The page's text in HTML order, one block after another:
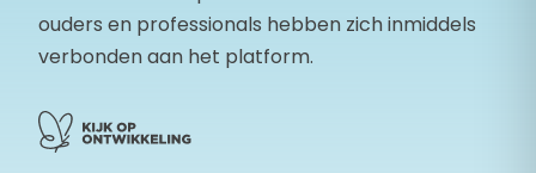
ouders en professionals hebben zich inmiddels
verbonden aan het platform.